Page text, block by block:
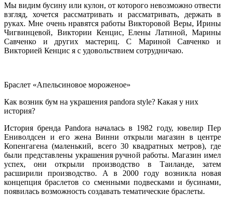
Мы видим бусину или кулон, от которого невозможно отвести
взгляд, хочется рассматривать и рассматривать, держать в
руках.Мне очень нравятся работы Викторовой Веры, Ирины
Чигвинцевой, Виктории Кенцис, Елены Латиной, Марины
Савченко и других мастериц. С Мариной Савченко и
Викторией Кенцис я с удовольствием сотрудничаю.
Браслет «Апельсиновое мороженое»
Как возник бум на украшения pandora style? Какая у них
история?
История бренда Pandora началась в 1982 году, ювелир Пер
Ениволдсен и его жена Винни открыли магазин в центре
Копенгагена (маленький, всего 30 квадратных метров), где
были представлены украшения ручной работы. Магазин имел
успех, они открыли производство в Таиланде, затем
расширили производство. А в 2000 году возникла новая
концепция браслетов со сменными подвесками и бусинами,
появилась возможность создавать тематические браслеты.